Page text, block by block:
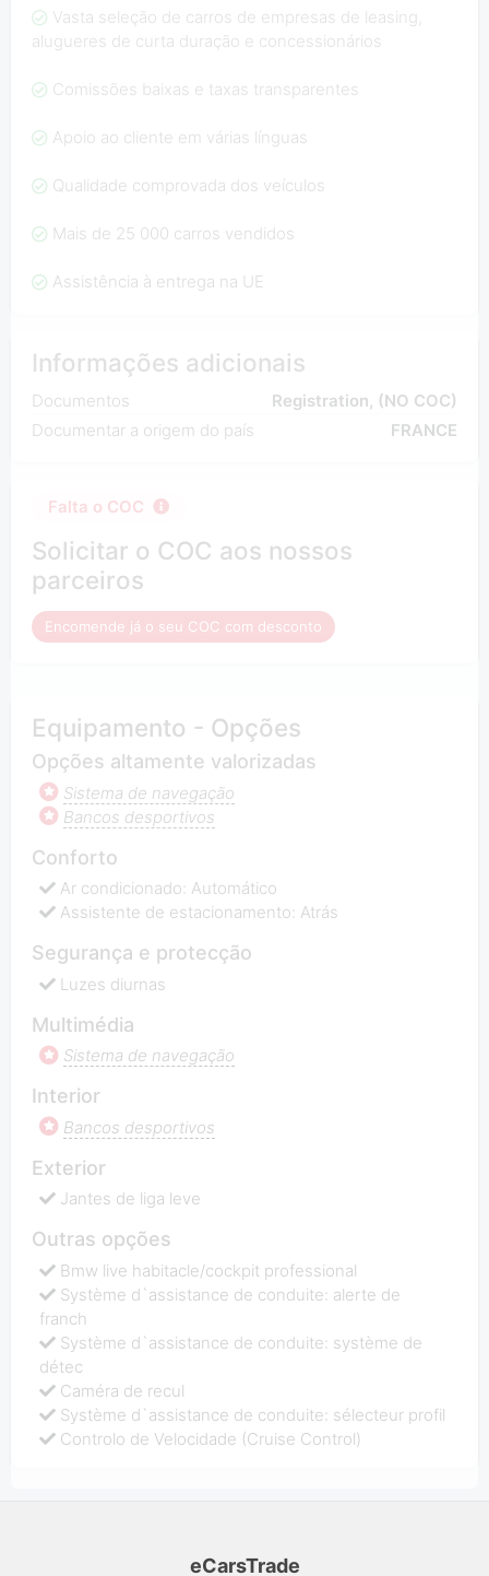
Vasta seleção de carros de empresas de leasing,
alugueres de curta duração e concessionários
Comissões baixas e taxas transparentes
Apoio ao cliente em várias línguas
Qualidade comprovada dos veículos
Mais de 25 000 carros vendidos
Assistência à entrega na UE
Informações adicionais
Documentos
Registration, (NO COC)
Documentar a origem do país
FRANCE
Falta o COC
Solicitar o COC aos nossos
parceiros
Encomende já o seu COC com desconto
Equipamento - Opções
Opções altamente valorizadas
Sistema de navegação
Bancos desportivos
Conforto
Ar condicionado: Automático
Assistente de estacionamento: Atrás
Segurança e protecção
Luzes diurnas
Multimédia
Sistema de navegação
Interior
Bancos desportivos
Exterior
Jantes de liga leve
Outras opções
Bmw live habitacle/cockpit professional
Système d`assistance de conduite: alerte de
franch
Système d`assistance de conduite: système de
détec
Caméra de recul
Système d`assistance de conduite: sélecteur profil
Controlo de Velocidade (Cruise Control)
eCarsTrade